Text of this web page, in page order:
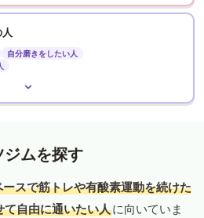
自分磨きをしたい人
ムを探す
スで筋トレや有酸素運動を続けた
自由に通いたい人に向いていま